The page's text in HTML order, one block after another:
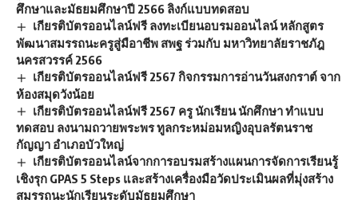
ศึกษาและมัธยมศึกษาปี 2566 ลิงก์แบบทดสอบ
เกียรติบัตรออนไลน์ฟรี ลงทะเบียนอบรมออนไลน์ หลักสูตร
พัฒนาสมรรถนะครูสู่มือาชีพ สพฐ ร่วมกับ มหาวิทยาลัยราชภัฎ
นครสวรรค์ 2566
เกียรติบัตรออนไลน์ฟรี 2567 กิจกรรมการอ่านวันสงกราต์ จาก
ห้องสมุดวังน้อย
เกียรติบัตรออนไลน์ฟรี 2567 ครู นักเรียน นักศึกษา ทำแบบ
ทดสอบ ลงนามถวายพระพร ทูลกระหม่อมหญิงอุบลรัตนราช
กัญญา อำเภอบัวใหญ่
เกียรติบัตรออนไลน์จากการอบรมสร้างแผนการจัดการเรียนรู้
เชิงรุก GPAS 5 Steps และสร้างเครื่องมือวัดประเมินผลที่มุ่งสร้าง
สมรรถนะนักเรียนระดับมัธยมศึกษา